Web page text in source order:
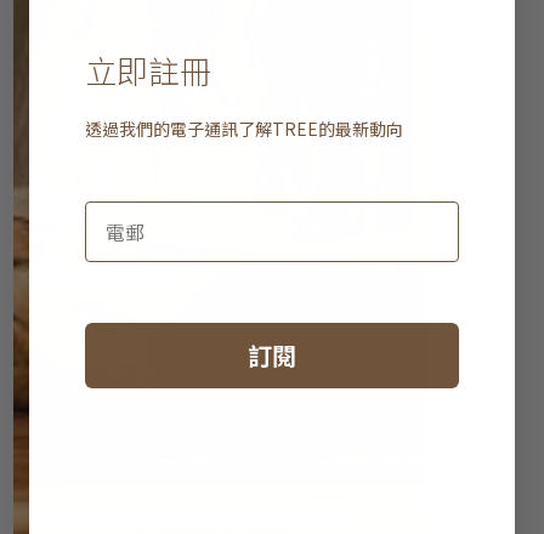
立即註冊
透過我們的電子通訊了解TREE的最新動向
訂閱